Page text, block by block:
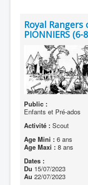
Royal
PIONNIERS (6-
Public :
Enfants et Pré-ados
Activité : Scout
Age Mini : 6 ans
Age Maxi : 8 ans
Dates :
Du 15/07/2023
Au 22/07/2023